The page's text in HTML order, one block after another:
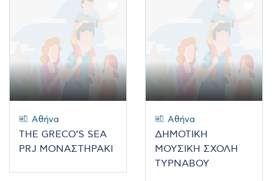
Αθήνα
ΤHE GRECO’S SEA
PRJ ΜΟΝΑΣΤΗΡΑΚΙ
Αθήνα
ΔΗΜΟΤΙΚΗ
ΜΟΥΣΙΚΗ ΣΧΟΛΗ
ΤΥΡΝΑΒΟΥ